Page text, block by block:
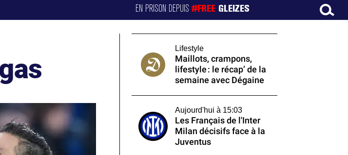
EN PRISON DEPUIS#FREE GLEIZES
Lifestyle
Maillots, crampons,
lifestyle : le récap’ de la
semaine avec Dégaine
Aujourd'hui à 15:03
Les Français de l'Inter
Milan décisifs face à la
Juventus